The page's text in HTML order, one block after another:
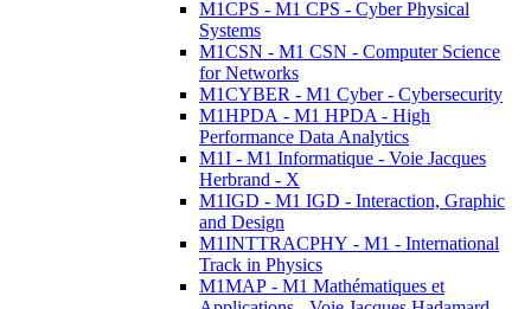
M1CPS - M1 CPS - Cyber Physical
Systems
M1CSN - M1 CSN - Computer Science
for Networks
M1CYBER - M1 Cyber - Cybersecurity
M1HPDA - M1 HPDA - High
Performance Data Analytics
M1I - M1 Informatique - Voie Jacques
Herbrand - X
M1IGD - M1 IGD - Interaction, Graphic
and Design
M1INTTRACPHY - M1 - International
Track in Physics
M1MAP - M1 Mathématiques et